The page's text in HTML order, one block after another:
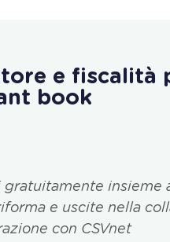
e fiscalità
book
insieme
e uscite nella
con CSVnet